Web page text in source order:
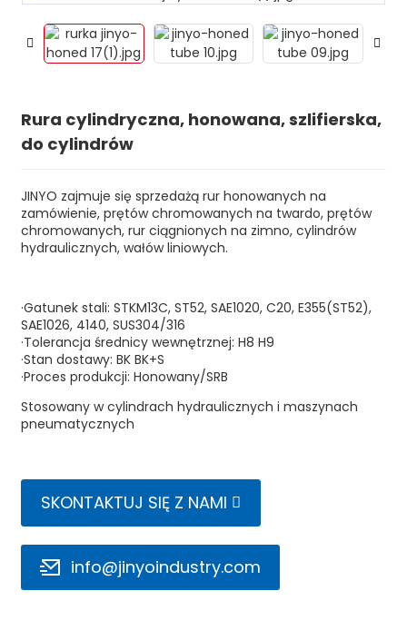
Rura cylindryczna, honowana, szlifierska,
do cylindrów
JINYO zajmuje się sprzedażą rur honowanych na
zamówienie, prętów chromowanych na twardo, prętów
chromowanych, rur ciągnionych na zimno, cylindrów
hydraulicznych, wałów liniowych.
·Gatunek stali: STKM13C, ST52, SAE1020, C20, E355(ST52),
SAE1026, 4140, SUS304/316
·Tolerancja średnicy wewnętrznej: H8 H9
·Stan dostawy: BK BK+S
·Proces produkcji: Honowany/SRB
Stosowany w cylindrach hydraulicznych i maszynach
pneumatycznych
SKONTAKTUJ SIĘ Z NAMI
info@jinyoindustry.com